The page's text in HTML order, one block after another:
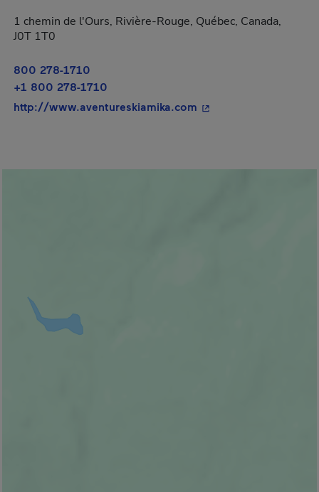
1 chemin de l'Ours, Rivière-Rouge, Québec, Canada,
J0T 1T0
800 278-1710
+1 800 278-1710
http://www.aventureskiamika.com - Cet hyperlien